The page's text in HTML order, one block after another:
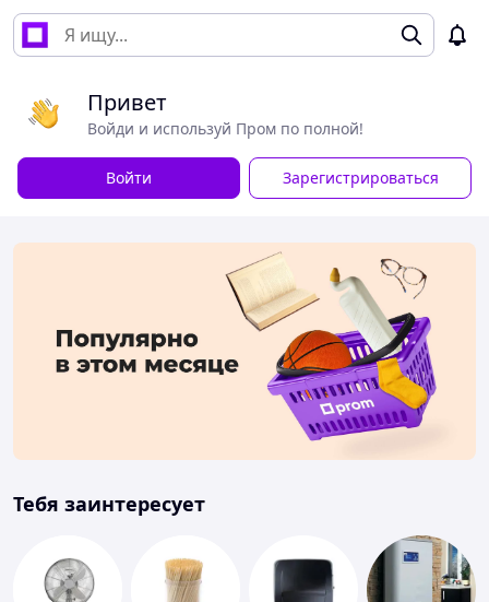
Привет
Войди и используй Пром по полной!
Войти Зарегистрироваться
Тебя заинтересует